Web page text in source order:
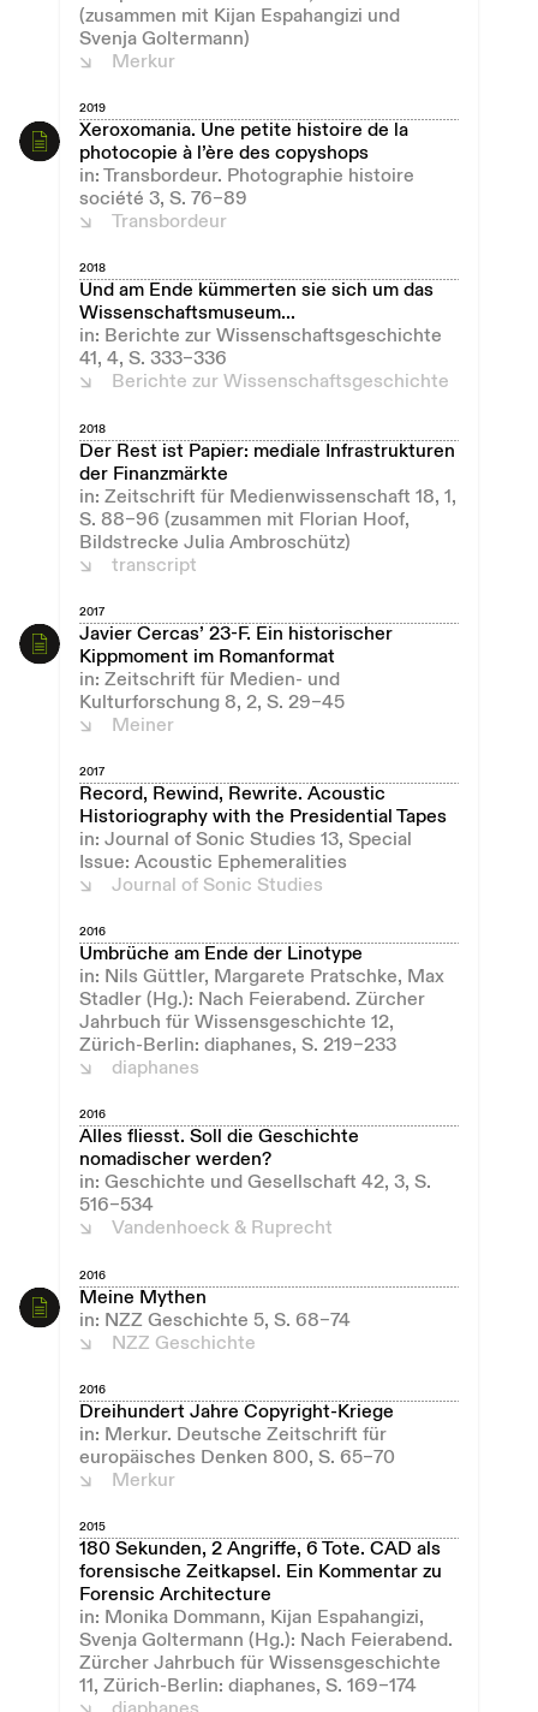
(zusammen mit Kijan Espahangizi und
Svenja Goltermann)
Merkur
2019
Xeroxomania. Une petite histoire de la
photocopie à l’ère des copyshops
in: Transbordeur. Photographie histoire
société 3, S. 76–89
Transbordeur
2018
Und am Ende kümmerten sie sich um das
Wissenschaftsmuseum...
in: Berichte zur Wissenschaftsgeschichte
41, 4, S. 333–336
Berichte zur Wissenschaftsgeschichte
2018
Der Rest ist Papier: mediale Infrastrukturen
der Finanzmärkte
in: Zeitschrift für Medienwissenschaft 18, 1,
S. 88–96 (zusammen mit Florian Hoof,
Bildstrecke Julia Ambroschütz)
transcript
2017
Javier Cercas’ 23-F. Ein historischer
Kippmoment im Romanformat
in: Zeitschrift für Medien- und
Kulturforschung 8, 2, S. 29–45
Meiner
2017
Record, Rewind, Rewrite. Acoustic
Historiography with the Presidential Tapes
in: Journal of Sonic Studies 13, Special
Issue: Acoustic Ephemeralities
Journal of Sonic Studies
2016
Umbrüche am Ende der Linotype
in: Nils Güttler, Margarete Pratschke, Max
Stadler (Hg.): Nach Feierabend. Zürcher
Jahrbuch für Wissensgeschichte 12,
Zürich-Berlin: diaphanes, S. 219–233
diaphanes
2016
Alles fliesst. Soll die Geschichte
nomadischer werden?
in: Geschichte und Gesellschaft 42, 3, S.
516–534
Vandenhoeck & Ruprecht
2016
Meine Mythen
in: NZZ Geschichte 5, S. 68–74
NZZ Geschichte
2016
Dreihundert Jahre Copyright-Kriege
in: Merkur. Deutsche Zeitschrift für
europäisches Denken 800, S. 65–70
Merkur
2015
180 Sekunden, 2 Angriffe, 6 Tote. CAD als
forensische Zeitkapsel. Ein Kommentar zu
Forensic Architecture
in: Monika Dommann, Kijan Espahangizi,
Svenja Goltermann (Hg.): Nach Feierabend.
Zürcher Jahrbuch für Wissensgeschichte
11, Zürich-Berlin: diaphanes, S. 169–174